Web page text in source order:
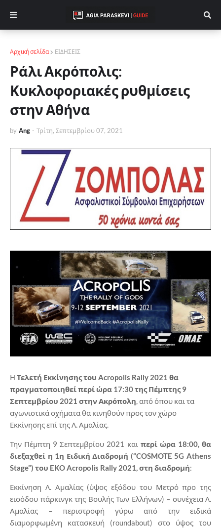
Αρχική σελίδα ΕΙΔΗΣΕΙΣ
Ράλι Ακρόπολις:
Κυκλοφοριακές ρυθμίσεις
στην Αθήνα
by Ang - Τρίτη, Σεπτεμβρίου 07, 2021
Η Τελετή Εκκίνησης του Acropolis Rally 2021 θα
πραγματοποιηθεί περί ώρα 17:30 της Πέμπτης 9
Σεπτεμβρίου 2021 στην Ακρόπολη, από όπου και τα
αγωνιστικά οχήματα θα κινηθούν προς τον χώρο
Εκκίνησης επί της Λ. Αμαλίας.
Την Πέμπτη 9 Σεπτεμβρίου 2021 και περί ώρα 18:00, θα
διεξαχθεί η 1η Ειδική Διαδρομή (“COSMOTE 5G Athens
Stage”) του EKO Acropolis Rally 2021, στη διαδρομή:
Εκκίνηση Λ. Αμαλίας (ύψος εξόδου του Μετρό προ της
εισόδου πάρκινγκ της Βουλής Των Ελλήνων) – συνέχεια Λ.
Αμαλίας – περιστροφή γύρω από την ειδικά
διαμορφωμένη κατασκευή (roundabout) στο ύψος του